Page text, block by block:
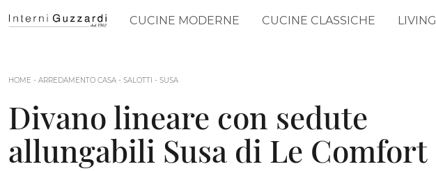
CUCINE MODERNE CUCINE CLASSICHE LIVING
HOME - ARREDAMENTO CASA - SALOTTI - SUSA
Divano lineare con sedute
allungabili Susa di Le Comfort